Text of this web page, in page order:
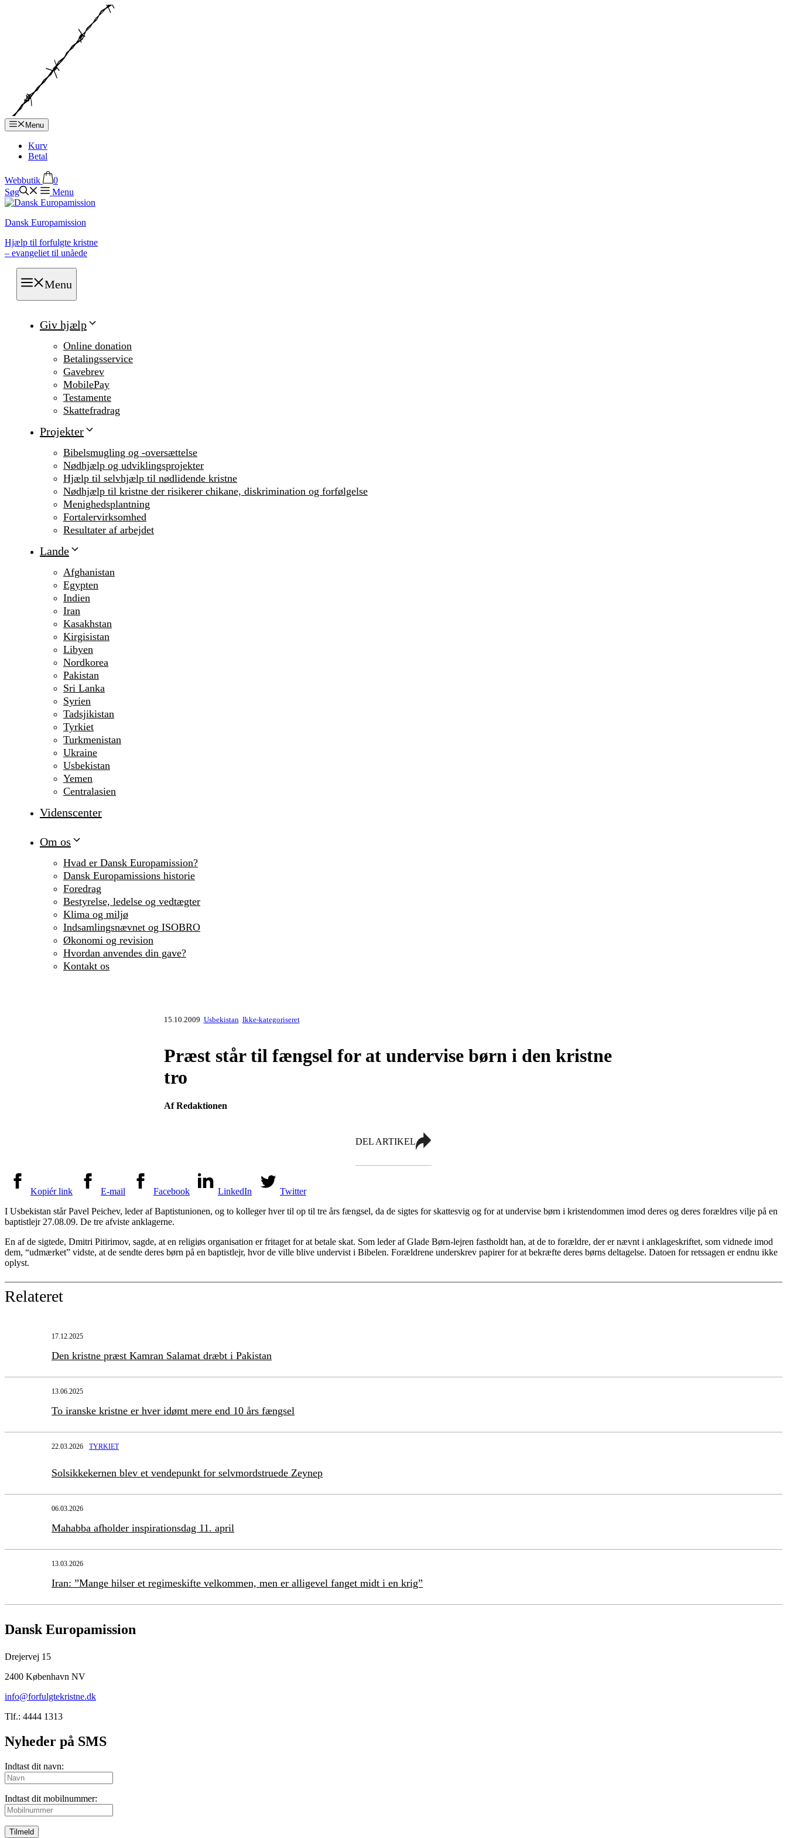
Menu
Kurv
Betal
Webbutik
0
Søg
Menu
Dansk Europamission
Hjælp til forfulgte kristne
– evangeliet til unåede
Menu
Giv hjælp
Online donation
Betalingsservice
Gavebrev
MobilePay
Testamente
Skattefradrag
Projekter
Bibelsmugling og -oversættelse
Nødhjælp og udviklingsprojekter
Hjælp til selvhjælp til nødlidende kristne
Nødhjælp til kristne der risikerer chikane, diskrimination og forfølgelse
Menighedsplantning
Fortalervirksomhed
Resultater af arbejdet
Lande
Afghanistan
Egypten
Indien
Iran
Kasakhstan
Kirgisistan
Libyen
Nordkorea
Pakistan
Sri Lanka
Syrien
Tadsjikistan
Tyrkiet
Turkmenistan
Ukraine
Usbekistan
Yemen
Centralasien
Videnscenter
Om os
Hvad er Dansk Europamission?
Dansk Europamissions historie
Foredrag
Bestyrelse, ledelse og vedtægter
Klima og miljø
Indsamlingsnævnet og ISOBRO
Økonomi og revision
Hvordan anvendes din gave?
Kontakt os
15.10.2009 Usbekistan Ikke-kategoriseret
Præst står til fængsel for at undervise børn i den kristne
tro
Af Redaktionen
DEL ARTIKEL
Kopiér link E-mail Facebook LinkedIn
Twitter
I Usbekistan står Pavel Peichev, leder af Baptistunionen, og to kolleger hver til op til tre års fængsel, da de sigtes for skattesvig og for at undervise børn i kristendommen imod deres og deres forældres vilje på en
baptistlejr 27.08.09. De tre afviste anklagerne.
En af de sigtede, Dmitri Pitirimov, sagde, at en religiøs organisation er fritaget for at betale skat. Som leder af Glade Børn-lejren fastholdt han, at de to forældre, der er nævnt i anklageskriftet, som vidnede imod
dem, “udmærket” vidste, at de sendte deres børn på en baptistlejr, hvor de ville blive undervist i Bibelen. Forældrene underskrev papirer for at bekræfte deres børns deltagelse. Datoen for retssagen er endnu ikke
oplyst.
Relateret
17.12.2025
Den kristne præst Kamran Salamat dræbt i Pakistan
13.06.2025
To iranske kristne er hver idømt mere end 10 års fængsel
22.03.2026 TYRKIET
Solsikkekernen blev et vendepunkt for selvmordstruede Zeynep
06.03.2026
Mahabba afholder inspirationsdag 11. april
13.03.2026
Iran: ”Mange hilser et regimeskifte velkommen, men er alligevel fanget midt i en krig”
Dansk Europamission
Drejervej 15
2400 København NV
info@forfulgtekristne.dk
Tlf.: 4444 1313
Nyheder på SMS
Indtast dit navn:
Indtast dit mobilnummer:
Tilmeld